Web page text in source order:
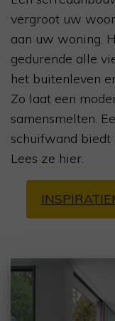
vergroot uw
aan uw woning.
gedurende alle
het buitenleven
Zo laat een
samensmelten.
schuifwand biedt
Lees ze hier.